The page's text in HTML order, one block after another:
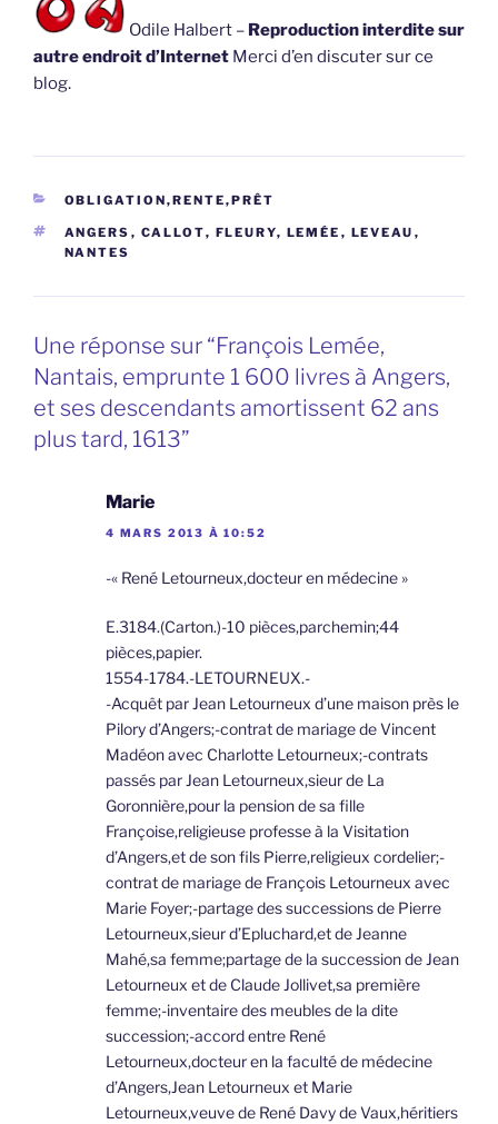
Odile Halbert – Reproduction interdite sur
autre endroit d’Internet Merci d’en discuter sur ce
blog.
CATÉGORIES
OBLIGATION,RENTE,PRÊT
ÉTIQUETTES
ANGERS , CALLOT, FLEURY, LEMÉE , LEVEAU ,
NANTES
Une réponse sur “François Lemée,
Nantais, emprunte 1 600 livres à Angers,
et ses descendants amortissent 62 ans
plus tard, 1613”
Marie
4 MARS 2013 À 10:52
-« René Letourneux,docteur en médecine »
E.3184.(Carton.)-10 pièces,parchemin;44
pièces,papier.
1554-1784.-LETOURNEUX.-
-Acquêt par Jean Letourneux d’une maison près le
Pilory d’Angers;-contrat de mariage de Vincent
Madéon avec Charlotte Letourneux;-contrats
passés par Jean Letourneux,sieur de La
Goronnière,pour la pension de sa fille
Françoise,religieuse professe à la Visitation
d’Angers,et de son fils Pierre,religieux cordelier;-
contrat de mariage de François Letourneux avec
Marie Foyer;-partage des successions de Pierre
Letourneux,sieur d’Epluchard,et de Jeanne
Mahé,sa femme;partage de la succession de Jean
Letourneux et de Claude Jollivet,sa première
femme;-inventaire des meubles de la dite
succession;-accord entre René
Letourneux,docteur en la faculté de médecine
d’Angers,Jean Letourneux et Marie
Letourneux,veuve de René Davy de Vaux,héritiers